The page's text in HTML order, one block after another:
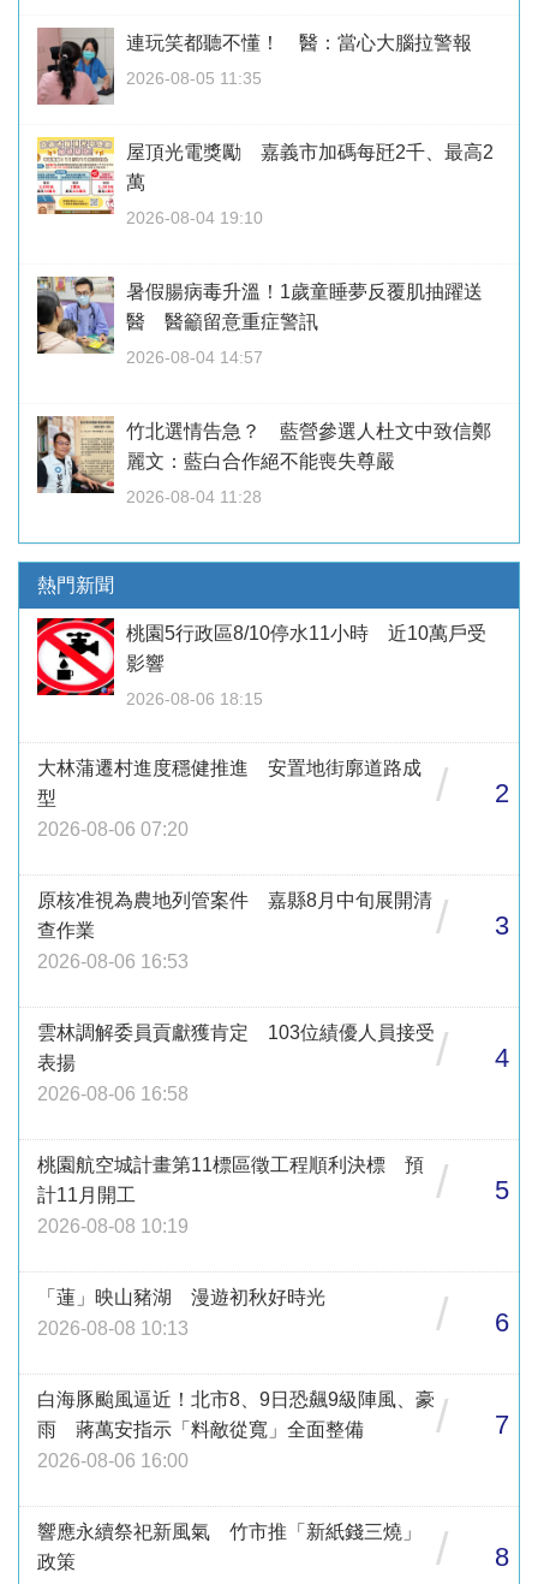
連玩笑都聽不懂！ 醫：當心大腦拉警報
2026-08-05 11:35
屋頂光電獎勵 嘉義市加碼每瓩2千、最高2
萬
2026-08-04 19:10
暑假腸病毒升溫！1歲童睡夢反覆肌抽躍送
醫 醫籲留意重症警訊
2026-08-04 14:57
竹北選情告急？ 藍營參選人杜文中致信鄭
麗文：藍白合作絕不能喪失尊嚴
2026-08-04 11:28
熱門新聞
桃園5行政區8/10停水11小時 近10萬戶受
影響
2026-08-06 18:15
大林蒲遷村進度穩健推進 安置地街廓道路成
型
2026-08-06 07:20
/ 2
原核准視為農地列管案件 嘉縣8月中旬展開清
查作業
2026-08-06 16:53
/ 3
雲林調解委員貢獻獲肯定 103位績優人員接受
表揚
2026-08-06 16:58
/ 4
桃園航空城計畫第11標區徵工程順利決標 預
計11月開工
2026-08-08 10:19
/ 5
「蓮」映山豬湖 漫遊初秋好時光
2026-08-08 10:13
/ 6
白海豚颱風逼近！北市8、9日恐飆9級陣風、豪
雨 蔣萬安指示「料敵從寬」全面整備
2026-08-06 16:00
/ 7
響應永續祭祀新風氣 竹市推「新紙錢三燒」
政策
/ 8